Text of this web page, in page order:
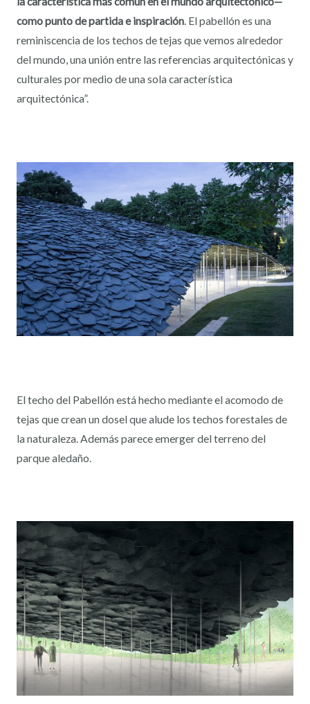
como punto de partida e inspiración. El pabellón es una
reminiscencia de los techos de tejas que vemos alrededor
del mundo, una unión entre las referencias arquitectónicas y
culturales por medio de una sola característica
arquitectónica”.
El techo del Pabellón está hecho mediante el acomodo de
tejas que crean un dosel que alude los techos forestales de
la naturaleza. Además parece emerger del terreno del
parque aledaño.